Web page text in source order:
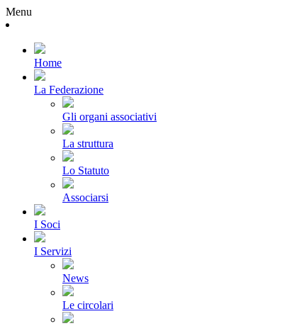
Menu
Home
La Federazione
Gli organi associativi
La struttura
Lo Statuto
Associarsi
I Soci
I Servizi
News
Le circolari